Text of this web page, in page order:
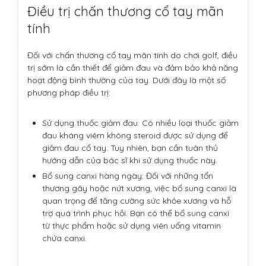
Điều trị chấn thương cổ tay mãn
tính
Đối với chấn thương cổ tay mãn tính do chơi golf, điều
trị sớm là cần thiết để giảm đau và đảm bảo khả năng
hoạt động bình thường của tay. Dưới đây là một số
phương pháp điều trị:
Sử dụng thuốc giảm đau: Có nhiều loại thuốc giảm
đau kháng viêm không steroid được sử dụng để
giảm đau cổ tay. Tuy nhiên, bạn cần tuân thủ
hướng dẫn của bác sĩ khi sử dụng thuốc này.
Bổ sung canxi hàng ngày: Đối với những tổn
thương gãy hoặc nứt xương, việc bổ sung canxi là
quan trọng để tăng cường sức khỏe xương và hỗ
trợ quá trình phục hồi. Bạn có thể bổ sung canxi
từ thực phẩm hoặc sử dụng viên uống vitamin
chứa canxi.